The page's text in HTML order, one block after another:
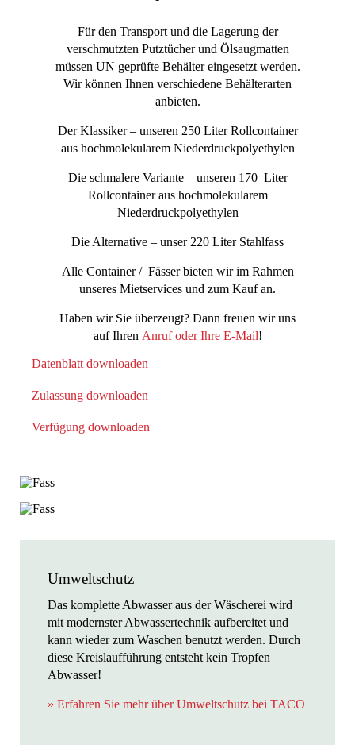
Für den Transport und die Lagerung der
verschmutzten Putztücher und Ölsaugmatten
müssen UN geprüfte Behälter eingesetzt werden.
Wir können Ihnen verschiedene Behälterarten
anbieten.
Der Klassiker – unseren 250 Liter Rollcontainer
aus hochmolekularem Niederdruckpolyethylen
Die schmalere Variante – unseren 170 Liter
Rollcontainer aus hochmolekularem
Niederdruckpolyethylen
Die Alternative – unser 220 Liter Stahlfass
Alle Container / Fässer bieten wir im Rahmen
unseres Mietservices und zum Kauf an.
Haben wir Sie überzeugt? Dann freuen wir uns
auf Ihren Anruf oder Ihre E-Mail!
Datenblatt downloaden
Zulassung downloaden
Verfügung downloaden
Umweltschutz
Das komplette Abwasser aus der Wäscherei wird
mit modernster Abwassertechnik aufbereitet und
kann wieder zum Waschen benutzt werden. Durch
diese Kreislaufführung entsteht kein Tropfen
Abwasser!
» Erfahren Sie mehr über Umweltschutz bei TACO